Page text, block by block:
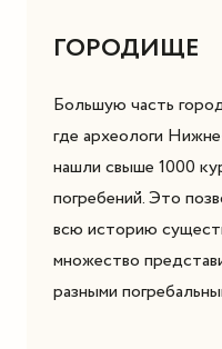
ГОРОДИЩЕ
Большую часть
где археологи
нашли свыше 1000
погребений. Это
всю историю
множество
разными